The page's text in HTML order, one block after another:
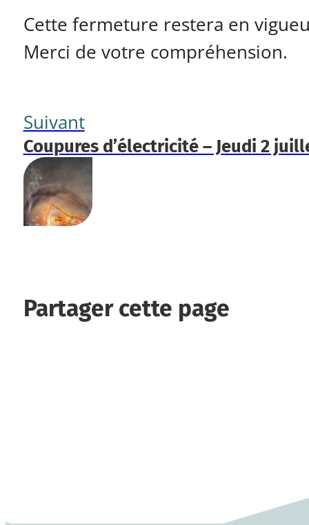
Cette fermeture restera en
Merci de votre compréhension.
Suivant
Coupures d’électricité – Jeudi 2
Partager cette page